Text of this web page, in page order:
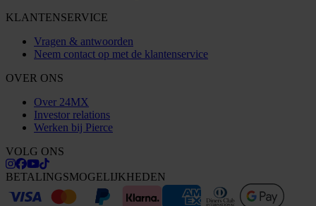
KLANTENSERVICE
Vragen & antwoorden
Neem contact op met de klantenservice
OVER ONS
Over 24MX
Investor relations
Werken bij Pierce
VOLG ONS
BETALINGSMOGELIJKHEDEN